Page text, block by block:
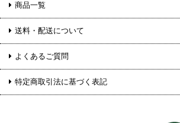
商品一覧
送料・配送について
よくあるご質問
特定商取引法に基づく表記